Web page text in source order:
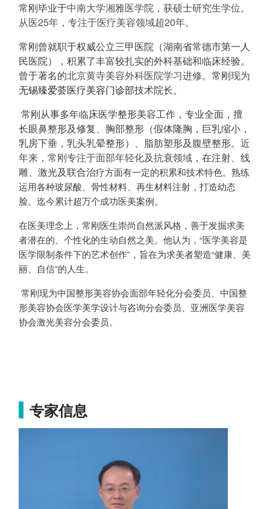
常刚毕业于中南大学湘雅医学院，获硕士研究生学位。
从医25年，专注于医疗美容领域超20年。
常刚曾就职于权威公立三甲医院（湖南省常德市第一人
民医院），积累了丰富较扎实的外科基础和临床经验。
曾于著名的北京黄寺美容外科医院学习进修。 常刚现为
无锡臻爱荟医疗美容门诊部技术院长。
常刚从事多年临床医学整形美容工作，专业全面，擅
长眼鼻整形及修复、胸部整形（假体隆胸，巨乳缩小，
乳房下垂，乳头乳晕整形）、脂肪塑形及腹壁整形。 近
年来，常刚专注于面部年轻化及抗衰领域， 在注射、线
雕、激光及联合治疗方面有一定的积累和技术特色。熟练
运用各种玻尿酸、骨性材料、再生材料注射，打造幼态
脸。迄今累计超万个成功医美案例。
在医美理念上，常刚医生崇尚自然派风格，善于发掘求美
者潜在的、个性化的生动自然之美。他认为，“医学美容是
医学限制条件下的艺术创作”，旨在为求美者塑造“健康、美
丽、自信”的人生。
常刚现为中国整形美容协会面部年轻化分会委员、中国整
形美容协会医学美学设计与咨询分会委员、亚洲医学美容
协会激光美容分会委员。
专家信息